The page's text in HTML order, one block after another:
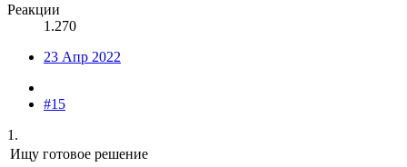
Реакции
1.270
23 Апр 2022
#15
1.
Ищу готовое решение